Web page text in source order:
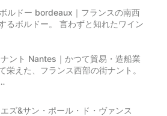
ルドー bordeaux｜フランスの南西
るボルドー。 言わずと知れたワイン
ント Nantes｜かつて貿易・造船業
栄えた、フランス西部の街ナント。
ズ&サン・ポール・ド・ヴァンス